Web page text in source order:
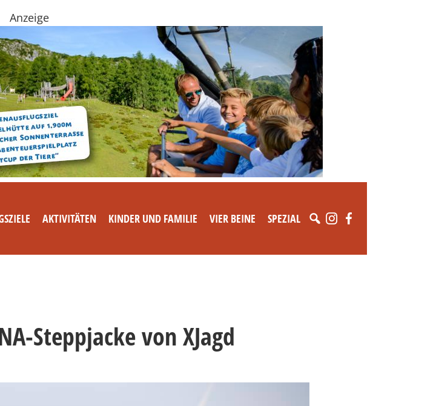
Anzeige
AKTIVITÄTEN KINDER UND FAMILIE VIER BEINE SPEZIAL
Steppjacke von XJagd